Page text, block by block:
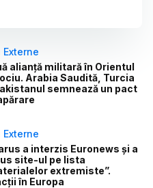
Externe
alianță militară în Orientul
Arabia Saudită, Turcia
semnează un pact
Externe
a interzis Euronews și a
site-ul pe lista
extremiste”.
în Europa